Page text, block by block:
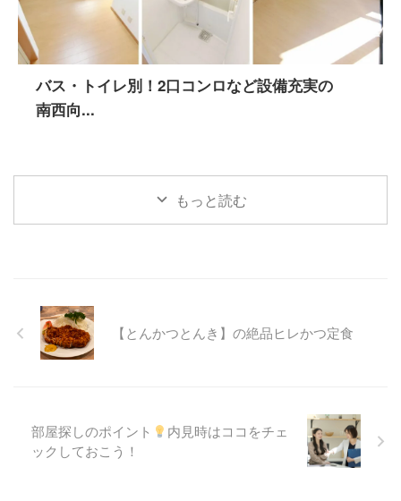
バス・トイレ別！2口コンロなど設備充実の
南西向...
もっと読む
【とんかつとんき】の絶品ヒレかつ定食
部屋探しのポイント
内見時はココをチェ
ックしておこう！